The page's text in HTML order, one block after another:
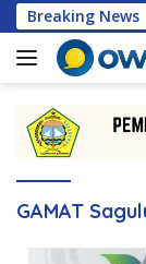
Langsung
ke
konten
Breaking News
Pelunggut
GAMAT